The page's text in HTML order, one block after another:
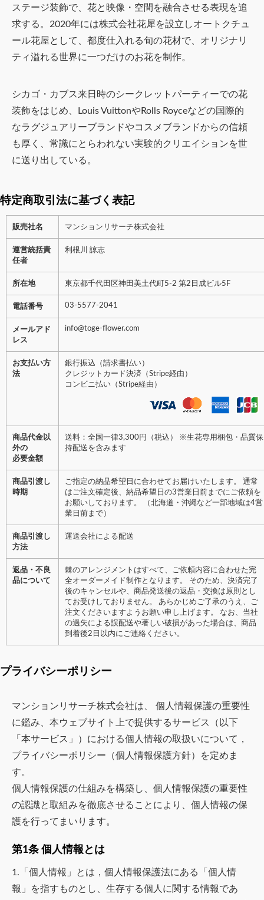
ステージ装飾で、花と映像・空間を融合させる表現を追
求する。2020年には株式会社花犀を設立しオートクチュ
ール花屋として、都度仕入れる旬の花材で、オリジナリ
ティ溢れる世界に一つだけのお花を制作。
シカゴ・カブス来日時のシークレットパーティーでの花
装飾をはじめ、Louis VuittonやRolls Royceなどの国際的
なラグジュアリーブランドやコスメブランドからの信頼
も厚く、常識にとらわれない実験的クリエイションを世
に送り出している。
特定商取引法に基づく表記
販売社名 マンションリサーチ株式会社
運営統括責
任者
利根川 諒志
所在地 東京都千代田区神田美土代町5-2 第2日成ビル5F
電話番号 03-5577-2041
メールアド
レス
info@toge-flower.com
お支払い方
法
銀行振込（請求書払い）
クレジットカード決済（Stripe経由）
コンビニ払い（Stripe経由）
商品代金以
外の
必要金額
送料：全国一律3,300円（税込） ※生花専用梱包・品質保
持配送を含みます
商品引渡し
時期
ご指定の納品希望日に合わせてお届けいたします。 通常
はご注文確定後、納品希望日の3営業日前までにご依頼を
お願いしております。 （北海道・沖縄など一部地域は4営
業日前まで）
商品引渡し
方法
運送会社による配送
返品・不良
品について
棘のアレンジメントはすべて、ご依頼内容に合わせた完
全オーダーメイド制作となります。 そのため、決済完了
後のキャンセルや、商品発送後の返品・交換は原則とし
てお受けしておりません。 あらかじめご了承のうえ、ご
注文くださいますようお願い申し上げます。 なお、当社
の過失による誤配送や著しい破損があった場合は、商品
到着後2日以内にご連絡ください。
プライバシーポリシー
マンションリサーチ株式会社は、 個人情報保護の重要性
に鑑み、本ウェブサイト上で提供するサービス（以下
「本サービス」）における個人情報の取扱いについて，
プライバシーポリシー（個人情報保護方針）を定めま
す。
個人情報保護の仕組みを構築し、個人情報保護の重要性
の認識と取組みを徹底させることにより、個人情報の保
護を行ってまいります。
第1条 個人情報とは
1.「個人情報」とは，個人情報保護法にある「個人情
報」を指すものとし、生存する個人に関する情報であ